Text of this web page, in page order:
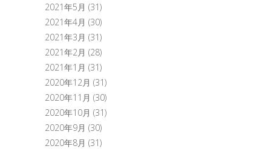
2021年5月 (31)
2021年4月 (30)
2021年3月 (31)
2021年2月 (28)
2021年1月 (31)
2020年12月 (31)
2020年11月 (30)
2020年10月 (31)
2020年9月 (30)
2020年8月 (31)